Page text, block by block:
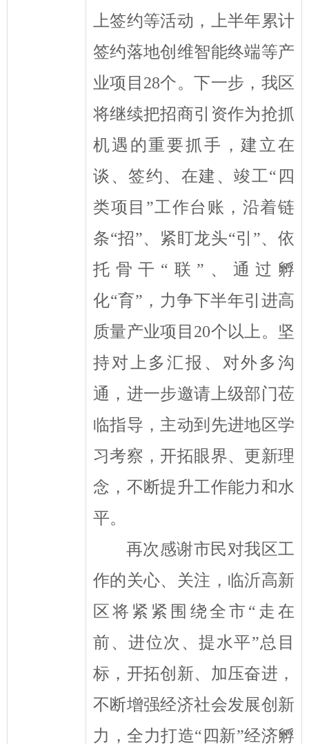
上签约等活动，
上半年累计
签约落地创维智能终端等产
业项目 28个。下一步，我区
将继续把招商引资作为抢抓
机遇的重要抓手，建立在
谈、签约、在建、竣工“ 四
类项目 ”工作台账，沿着链
条“招”、紧盯龙头“引 ”、依
托骨干 “ 联 ” 、通过孵
化“育” ，力争下半年引进高
质量产业项目 20个以上。坚
持对上多汇报、对外多沟
通，进一步邀请上级部门莅
临指导，主动到 先进地区学
习考察，开拓眼界、更新理
念，不断提升工作能力和水
平。
再次感谢市民对我区工
作的关心、关注 ， 临沂高新
区将紧紧围绕全市 “ 走在
前、进位次、提水平”总目
标，开拓创新、加压奋进，
不断增强经济社会发展创新
力，全力打造“ 四新”经济孵